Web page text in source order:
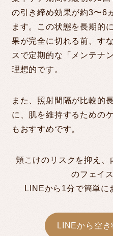
の引き締め効果が約3〜6
ます。この状態を長期的
果が完全に切れる前、す
スで定期的な「メンテナ
理想的です。
また、照射間隔が比較的
に、肌を維持するための
もおすすめです。
頬こけのリスクを抑え、
のフェイ
LINEから1分で簡単に
LINEから空